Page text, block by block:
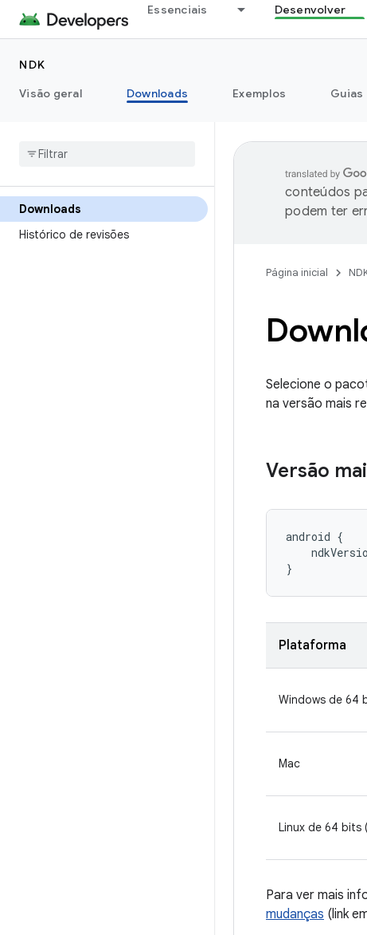
Essenciais Desenvolver
NDK
Visão geral
Downloads Exemplos Guias
Downloads
Histórico de revisões
conteúdos
podem ter
Página inicial
Selecione o
na versão mais
Versão
android {
}
Plataforma
Windows de 64
Mac
Linux de 64 bits
Para ver mais
mudanças (link